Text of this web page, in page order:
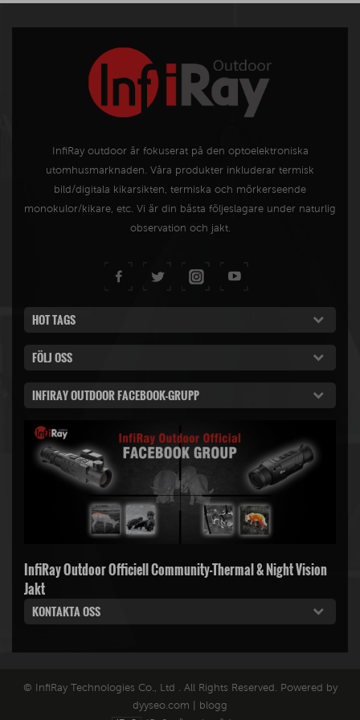
InfiRay outdoor är fokuserat på den optoelektroniska
utomhusmarknaden. Våra produkter inkluderar termisk
bild/digitala kikarsikten, termiska och mörkerseende
monokulor/kikare, etc. Vi är din bästa följeslagare under naturlig
observation och jakt.
HOT TAGS
FÖLJ OSS
INFIRAY OUTDOOR FACEBOOK-GRUPP
InfiRay Outdoor Officiell Community-Thermal & Night Vision
Jakt
KONTAKTA OSS
© InfiRay Technologies Co., Ltd . All Rights Reserved. Powered by
dyyseo.com | blogg